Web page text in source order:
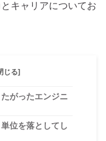
キャリアについてお
じる]
がったエンジニ
位を落としてし